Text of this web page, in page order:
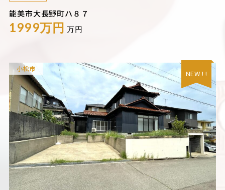
能美市大長野町ハ８７
1999万円 万円
小松市
NEW ! !